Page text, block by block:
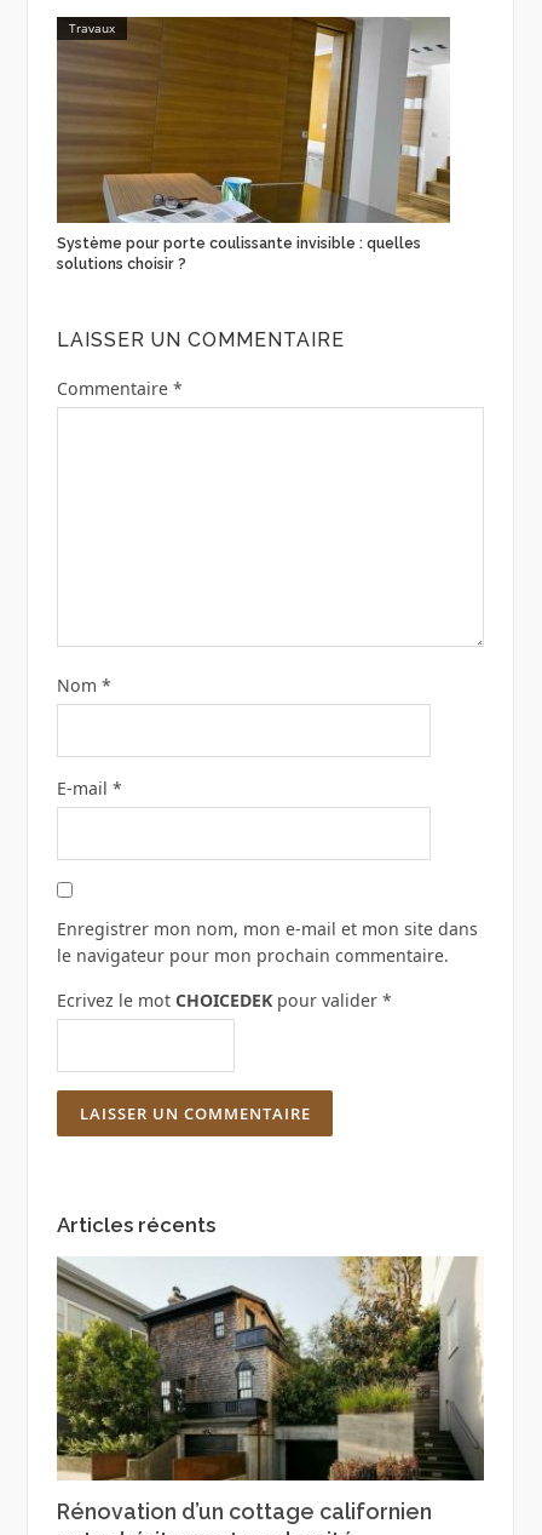
Travaux
Système pour porte coulissante invisible : quelles
solutions choisir ?
LAISSER UN COMMENTAIRE
Commentaire *
Nom *
E-mail *
Enregistrer mon nom, mon e-mail et mon site dans
le navigateur pour mon prochain commentaire.
Ecrivez le mot CHOICEDEKpour valider *
Articles récents
Rénovation d’un cottage californien